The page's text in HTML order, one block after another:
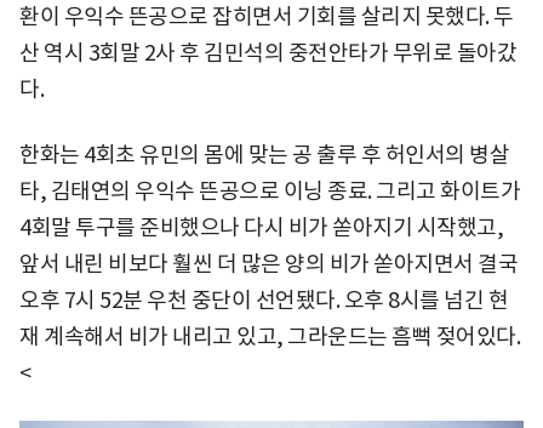
환이 우익수 뜬공으로 잡히면서 기회를 살리지 못했다. 두
산 역시 3회말 2사 후 김민석의 중전안타가 무위로 돌아갔
다.
한화는 4회초 유민의 몸에 맞는 공 출루 후 허인서의 병살
타, 김태연의 우익수 뜬공으로 이닝 종료. 그리고 화이트가
4회말 투구를 준비했으나 다시 비가 쏟아지기 시작했고,
앞서 내린 비보다 훨씬 더 많은 양의 비가 쏟아지면서 결국
오후 7시 52분 우천 중단이 선언됐다. 오후 8시를 넘긴 현
재 계속해서 비가 내리고 있고, 그라운드는 흠뻑 젖어있다.
<